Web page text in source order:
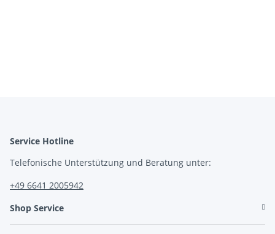
Service Hotline
Telefonische Unterstützung und Beratung unter:
+49 6641 2005942
Shop Service